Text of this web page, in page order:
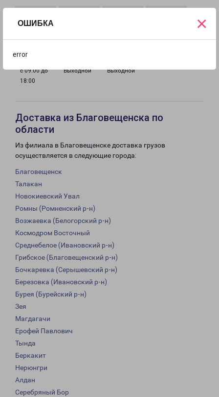
ОШИБКА
error
×
с 09:00 до
18:00
18:00
18:00
18:00
с 09:00 до
18:00
Выходной Выходной
Доставка из Благовещенска по
области
Из филиала в Благовещенске доставка грузов
осуществляется в следующие города:
Благовещенск
Талакан
Новокиевский Увал
Ромны (Ромненский р-н)
Возжаевка (Белогорский р-н)
Космодром Восточный
Среднебелое (Ивановский р-н)
Грибское (Благовещенский р-н)
Бочкаревка (Серышевский р-н)
Березовка (Ивановский р-н)
Бурея (Бурейский р-н)
Зея
Магдагачи
Ерофей Павлович
Тында
Беркакит
Нерюнгри
Алдан
Серебряный Бор